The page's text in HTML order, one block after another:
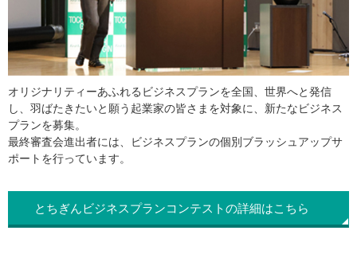
オリジナリティーあふれるビジネスプランを全国、世界へと発信
し、羽ばたきたいと願う起業家の皆さまを対象に、新たなビジネス
プランを募集。
最終審査会進出者には、ビジネスプランの個別ブラッシュアップサ
ポートを行っています。
とちぎんビジネスプランコンテストの詳細はこちら